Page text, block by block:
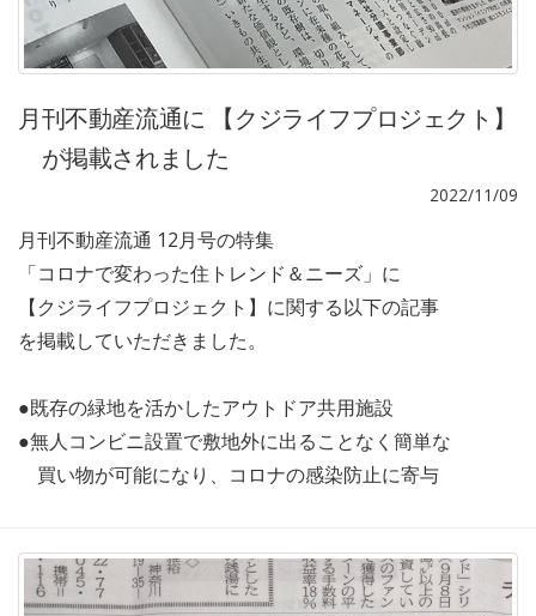
月刊不動産流通に 【クジライフプロジェクト】
が掲載されました
2022/11/09
月刊不動産流通 12月号の特集
「コロナで変わった住トレンド＆ニーズ」に
【クジライフプロジェクト】に関する以下の記事
を掲載していただきました。
●既存の緑地を活かしたアウトドア共用施設
●無人コンビニ設置で敷地外に出ることなく簡単な
買い物が可能になり、コロナの感染防止に寄与